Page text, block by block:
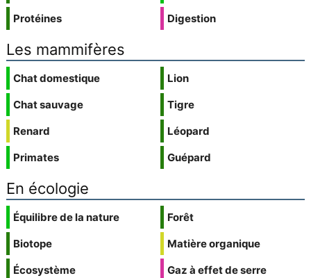
Protéines
Digestion
Les mammifères
Chat domestique
Chat sauvage
Renard
Primates
Lion
Tigre
Léopard
Guépard
En écologie
Équilibre de la nature
Biotope
Écosystème
Forêt
Matière organique
Gaz à effet de serre